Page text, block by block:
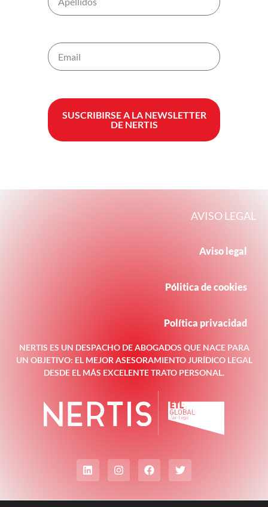
SUSCRIBIRSE A LA NEWSLETTER
DE NERTIS
NERTIS ES UN DESPACHO DE ABOGADOS QUE NACE PARA
UN OBJETIVO: EL MEJOR ASESORAMIENTO JURÍDICO LEGAL
DESDE EL MÁS EXCELENTE TRATO PERSONAL.
AVISO LEGAL
Aviso legal
Pólitica de cookies
Política privacidad